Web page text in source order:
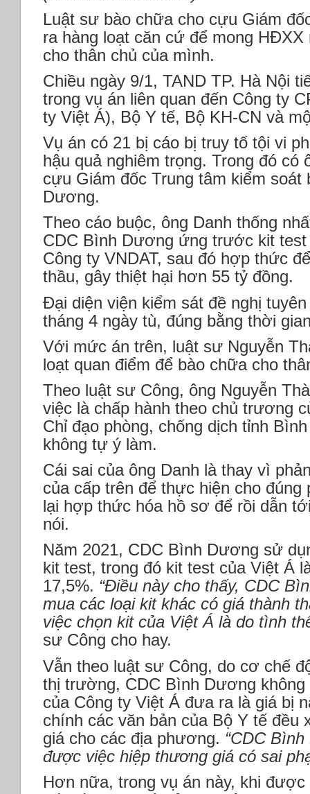
Luật sư bào chữa cho cựu Giám
ra hàng loạt căn cứ để mong
cho thân chủ của mình.
Chiều ngày 9/1, TAND TP. Hà Nội
trong vụ án liên quan đến Công ty
ty Việt Á), Bộ Y tế, Bộ KH-CN và
Vụ án có 21 bị cáo bị truy tố tội vi
hậu quả nghiêm trọng. Trong đó có
cựu Giám đốc Trung tâm kiểm soát
Dương.
Theo cáo buộc, ông Danh thống
CDC Bình Dương ứng trước kit
Công ty VNDAT, sau đó hợp thức
thầu, gây thiệt hại hơn 55 tỷ đồng.
Đại diện viện kiểm sát đề nghị
tháng 4 ngày tù, đúng bằng thời
Với mức án trên, luật sư Nguyễn
loạt quan điểm để bào chữa cho
Theo luật sư Công, ông Nguyễn
việc là chấp hành theo chủ trương
Chỉ đạo phòng, chống dịch tỉnh
không tự ý làm.
Cái sai của ông Danh là thay vì
của cấp trên để thực hiện cho đúng
lại hợp thức hóa hồ sơ để rồi dẫn
nói.
Năm 2021, CDC Bình Dương sử
kit test, trong đó kit test của Việt Á
17,5%. “Điều này cho thấy, CDC
mua các loại kit khác có giá thành
việc chọn kit của Việt Á là do tình
sư Công cho hay.
Vẫn theo luật sư Công, do cơ chế
thị trường, CDC Bình Dương
của Công ty Việt Á đưa ra là giá bị
chính các văn bản của Bộ Y tế đều
giá cho các địa phương. “CDC
được việc hiệp thương giá có sai
Hơn nữa, trong vụ án này, khi